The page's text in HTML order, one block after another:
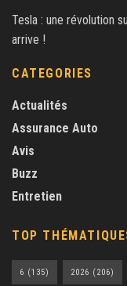
Tesla : une révolution
arrive !
CATEGORIES
Actualités
Assurance Auto
Avis
Buzz
Entretien
TOP
6 (135) 2026 (206)